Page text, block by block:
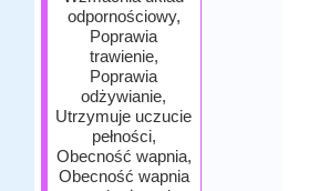
odpornościowy,
Poprawia
trawienie,
Poprawia
odżywianie,
Utrzymuje uczucie
pełności,
Obecność wapnia,
Obecność wapnia